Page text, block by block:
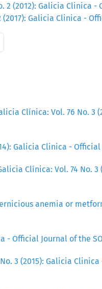
2 (2012): Galicia Clinica -
Galicia Clinica -
Clínica: Vol. 76 No. 3
Galicia Clinica - Official
Clínica: Vol. 74 No.
anemia or
- Official Journal of the
3 (2015): Galicia